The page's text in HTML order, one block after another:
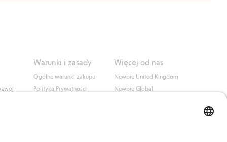
Warunki i zasady
Ogólne warunki zakupu
Polityka Prywatności
Więcej od nas
Newbie United Kingdom
Newbie Global